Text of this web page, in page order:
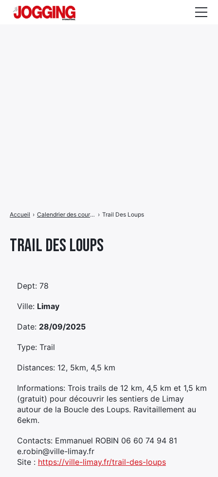
Trail Des Loups
Accueil › Calendrier des courses › Trail Des Loups
Dept: 78
Ville: Limay
Date: 28/09/2025
Type: Trail
Distances: 12, 5km, 4,5 km
Informations: Trois trails de 12 km, 4,5 km et 1,5 km
(gratuit) pour découvrir les sentiers de Limay
autour de la Boucle des Loups. Ravitaillement au
6ekm.
Contacts: Emmanuel ROBIN 06 60 74 94 81
e.robin@ville-limay.fr
Site : https://ville-limay.fr/trail-des-loups
de